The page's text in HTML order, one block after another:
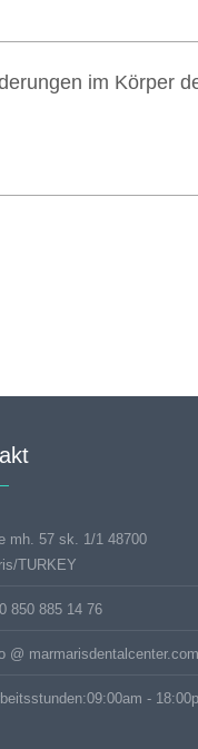
im Körper
mh. 57 sk. 1/1 48700
TURKEY
850 885 14 76
@ marmarisdentalcenter.com
-